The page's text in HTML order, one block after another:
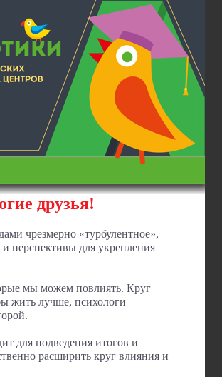
друзья!
чрезмерно «турбулентное»,
перспективы для укрепления
мы можем повлиять. Круг
жить лучше, психологи
для подведения итогов и
расширить круг влияния и